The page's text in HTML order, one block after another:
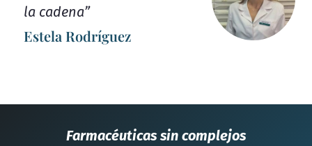
la cadena”
Estela Rodríguez
Farmacéuticas sin complejos